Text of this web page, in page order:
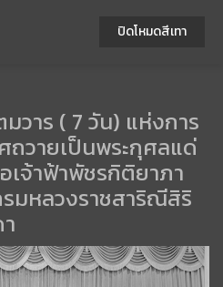
าร ( 7 วัน) แห่งการ
ถวายเป็นพระกุศลแด่
เจ้าฟ้าพัชรกิติยาภา
มหลวงราชสาริณีสิริ
ปิดโหมดสีเทา